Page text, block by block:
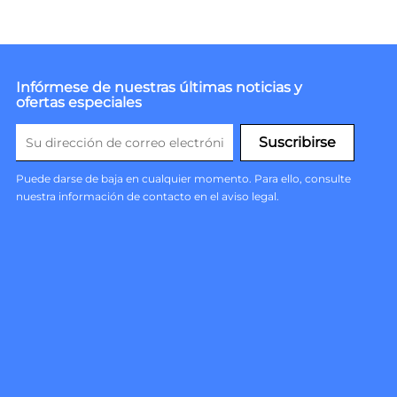
Infórmese de nuestras últimas noticias y
ofertas especiales
Puede darse de baja en cualquier momento. Para ello, consulte
nuestra información de contacto en el aviso legal.